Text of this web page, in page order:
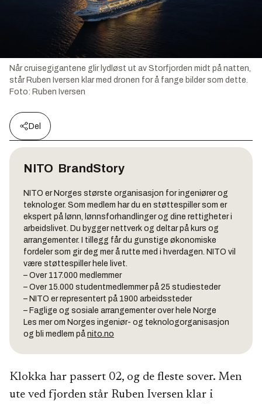
Når cruisegigantene glir lydløst ut av Storfjorden midt på natten,
står Ruben Iversen klar med dronen for å fange bilder som dette.
Foto: Ruben Iversen
Del
NITO BrandStory
NITO er Norges største organisasjon for ingeniører og
teknologer. Som medlem har du en støttespiller som er
ekspert på lønn, lønnsforhandlinger og dine rettigheter i
arbeidslivet. Du bygger nettverk og deltar på kurs og
arrangementer. I tillegg får du gunstige økonomiske
fordeler som gir deg mer å rutte med i hverdagen. NITO vil
være støttespiller hele livet.
– Over 117.000 medlemmer
– Over 15.000 studentmedlemmer på 25 studiesteder
– NITO er representert på 1900 arbeidssteder
– Faglige og sosiale arrangementer over hele Norge
Les mer om Norges ingeniør- og teknologorganisasjon
og bli medlem på nito.no
Klokka har passert 02, og de fleste sover. Men
ute ved fjorden står Ruben Iversen klar i